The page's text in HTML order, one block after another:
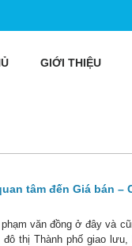
GIỚI THIỆU
tâm đến Giá bán –
văn đồng ở đây và
đô thị Thành phố giao